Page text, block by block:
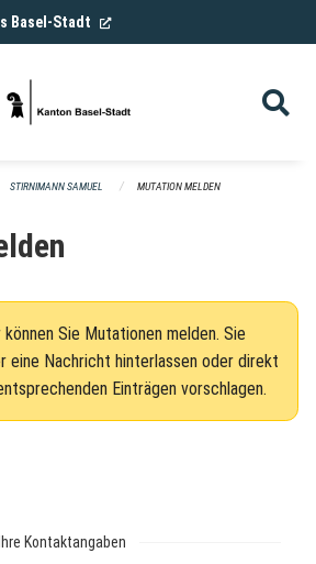
Basel-Stadt (External Link)
STIRNIMANN SAMUEL MUTATION MELDEN
Sie Mutationen melden. Sie
eine Nachricht hinterlassen oder direkt
Einträgen vorschlagen.
Kontaktangaben